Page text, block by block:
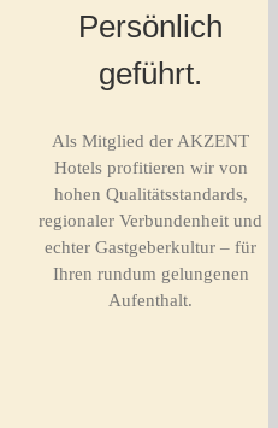
Persönlich
geführt.
Als Mitglied der AKZENT
Hotels profitieren wir von
hohen Qualitätsstandards,
regionaler Verbundenheit und
echter Gastgeberkultur – für
Ihren rundum gelungenen
Aufenthalt.